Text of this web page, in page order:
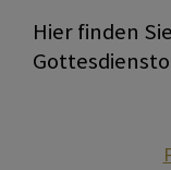
Hier finden